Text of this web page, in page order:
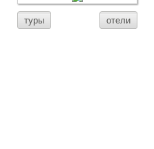
туры отели